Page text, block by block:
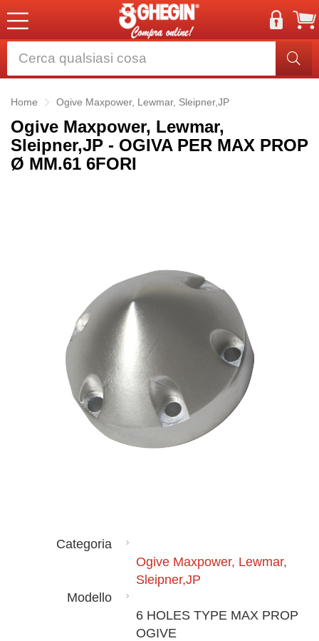
Home Ogive Maxpower, Lewmar, Sleipner,JP
Ogive Maxpower, Lewmar,
Sleipner,JP - OGIVA PER MAX PROP
Ø MM.61 6FORI
Categoria
Ogive Maxpower, Lewmar,
Sleipner,JP
Modello
6 HOLES TYPE MAX PROP
OGIVE